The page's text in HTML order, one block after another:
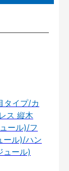
タイプ/カ
ス 縦木
ール)/フ
ール)/ハン
ュール)